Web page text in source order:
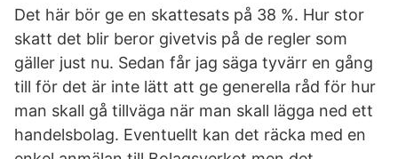
Det här bör ge en skattesats på 38 %. Hur stor
skatt det blir beror givetvis på de regler som
gäller just nu. Sedan får jag säga tyvärr en gång
till för det är inte lätt att ge generella råd för hur
man skall gå tillväga när man skall lägga ned ett
handelsbolag. Eventuellt kan det räcka med en